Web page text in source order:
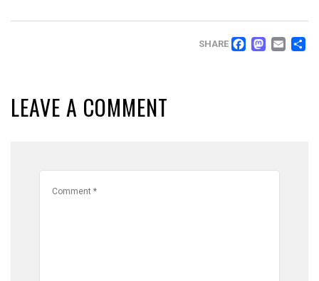
SHARE
LEAVE A COMMENT